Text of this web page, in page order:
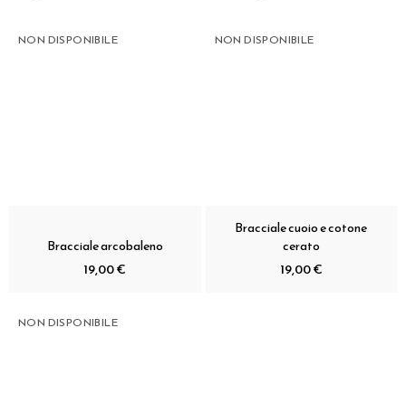
NON DISPONIBILE
Bracciale arcobaleno
19,00 €
NON DISPONIBILE
Bracciale cuoio e cotone
cerato
19,00 €
NON DISPONIBILE